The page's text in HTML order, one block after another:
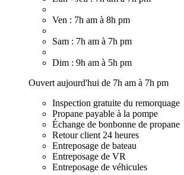
Ven : 7h am à 8h pm
Sam : 7h am à 7h pm
Dim : 9h am à 5h pm
Ouvert aujourd'hui de 7h am à 7h pm
Inspection gratuite du remorquage
Propane payable à la pompe
Échange de bonbonne de propane
Retour client 24 heures
Entreposage de bateau
Entreposage de VR
Entreposage de véhicules